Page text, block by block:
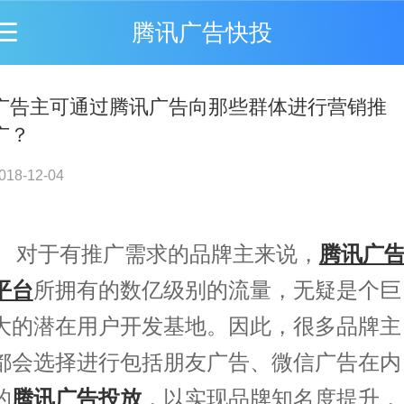
腾讯广告快投
告主可通过腾讯广告向那些群体进行营销推
？
12-04
对于有推广需求的品牌主来说， 腾讯广
台所拥有的数亿级别的流量，无疑是个巨
的潜在用户开发基地。因此，很多品牌主
会选择进行包括朋友广告、微信广告在内
腾讯广告投放，以实现品牌知名度提升，